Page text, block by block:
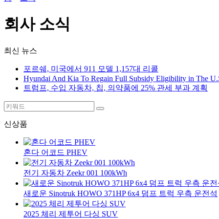
회사 소식
최신 뉴스
포르쉐, 미국에서 911 모델 1,157대 리콜
Hyundai And Kia To Regain Full Subsidy Eligibility in The
트럼프, 수입 자동차, 칩, 의약품에 25% 관세 부과 계획
신상품
혼다 어코드 PHEV
전기 자동차 Zeekr 001 100kWh
새로운 Sinotruk HOWO 371HP 6x4 덤프 트럭 우측 운전석
2025 체리 제투어 다싱 SUV